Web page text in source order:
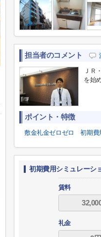
担当者のコメント
ＪＲ
を始
ポイント・特徴
敷金礼金ゼロゼロ 初期費
初期費用シミュレーシ
賃料
礼金